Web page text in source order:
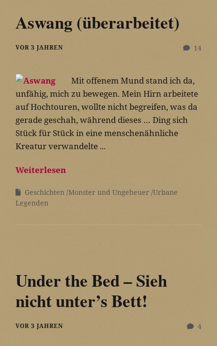
Aswang (überarbeitet)
14
VOR 3 JAHREN
Mit offenem Mund stand ich da,
unfähig, mich zu bewegen. Mein Hirn arbeitete
auf Hochtouren, wollte nicht begreifen, was da
gerade geschah, während dieses … Ding sich
Stück für Stück in eine menschenähnliche
Kreatur verwandelte ...
Weiterlesen
Geschichten Monster und Ungeheuer Urbane
Legenden
Under the Bed – Sieh
nicht unter’s Bett!
4
VOR 3 JAHREN